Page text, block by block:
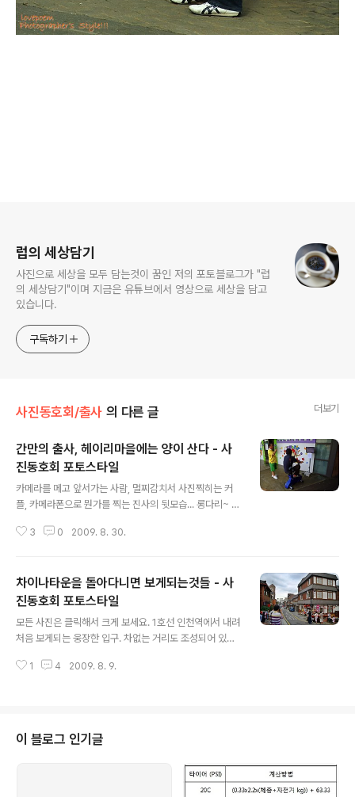
럽의 세상담기
사진으로 세상을 모두 담는것이 꿈인 저의 포토블로그가 "럽
의 세상담기"이며 지금은 유튜브에서 영상으로 세상을 담고
있습니다.
구독하기
사진동호회/출사 의 다른 글 더보기
간만의 출사, 헤이리마을에는 양이 산다 - 사
진동호회 포토스타일
카메라를 메고 앞서가는 사람, 멀찌감치서 사진찍히는 커
플, 카메라폰으로 뭔가를 찍는 진사의 뒷모습... 롱다리~ 허
게~ 자동차 본네트 위를 찍는 봉섭이. 어디를 걸어가는게
3 0 2009. 8. 30.
차이나타운을 돌아다니면 보게되는것들 - 사
진동호회 포토스타일
모든 사진은 클릭해서 크게 보세요. 1호선 인천역에서 내려
처음 보게되는 웅장한 입구. 차없는 거리도 조성되어 있다.
외국인 관광객.. 단지 벽화일뿐인데 이렇게 즐거운 시간을
지 않는듯..^^ 호랑이 인형의 매서운 눈빛. 이거타고 하늘을
날아볼까... 옛건물의 모습을 그대로 간직한... 이렇게 방해
하길래 그냥 올렸다... 김광효. 영화 세트장이라해도 믿을만
1 4 2009. 8. 9.
이 블로그 인기글